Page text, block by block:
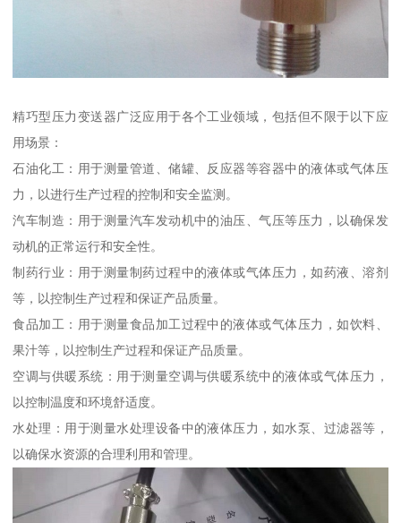
精巧型压力变送器广泛应用于各个工业领域，包括但不限于以下应
用场景：
石油化工：用于测量管道、储罐、反应器等容器中的液体或气体压
力，以进行生产过程的控制和安全监测。
汽车制造：用于测量汽车发动机中的油压、气压等压力，以确保发
动机的正常运行和安全性。
制药行业：用于测量制药过程中的液体或气体压力，如药液、溶剂
等，以控制生产过程和保证产品质量。
食品加工：用于测量食品加工过程中的液体或气体压力，如饮料、
果汁等，以控制生产过程和保证产品质量。
空调与供暖系统：用于测量空调与供暖系统中的液体或气体压力，
以控制温度和环境舒适度。
水处理：用于测量水处理设备中的液体压力，如水泵、过滤器等，
以确保水资源的合理利用和管理。